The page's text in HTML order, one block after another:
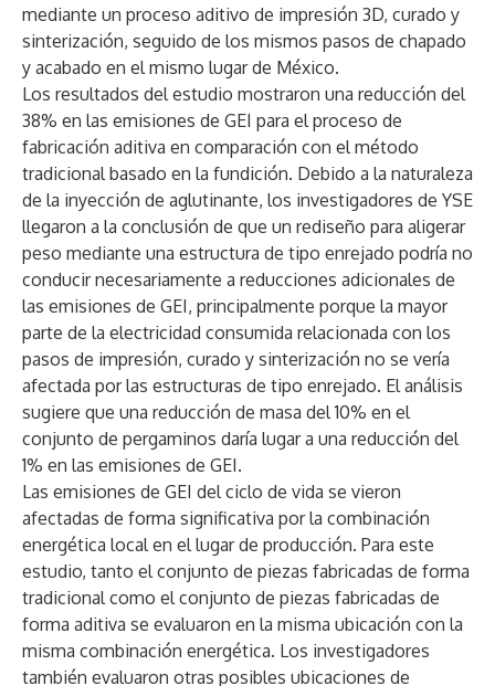
mediante un proceso aditivo de impresión 3D, curado y
sinterización, seguido de los mismos pasos de chapado
y acabado en el mismo lugar de México.
Los resultados del estudio mostraron una reducción del
38% en las emisiones de GEI para el proceso de
fabricación aditiva en comparación con el método
tradicional basado en la fundición. Debido a la naturaleza
de la inyección de aglutinante, los investigadores de YSE
llegaron a la conclusión de que un rediseño para aligerar
peso mediante una estructura de tipo enrejado podría no
conducir necesariamente a reducciones adicionales de
las emisiones de GEI, principalmente porque la mayor
parte de la electricidad consumida relacionada con los
pasos de impresión, curado y sinterización no se vería
afectada por las estructuras de tipo enrejado. El análisis
sugiere que una reducción de masa del 10% en el
conjunto de pergaminos daría lugar a una reducción del
1% en las emisiones de GEI.
Las emisiones de GEI del ciclo de vida se vieron
afectadas de forma significativa por la combinación
energética local en el lugar de producción. Para este
estudio, tanto el conjunto de piezas fabricadas de forma
tradicional como el conjunto de piezas fabricadas de
forma aditiva se evaluaron en la misma ubicación con la
misma combinación energética. Los investigadores
también evaluaron otras posibles ubicaciones de